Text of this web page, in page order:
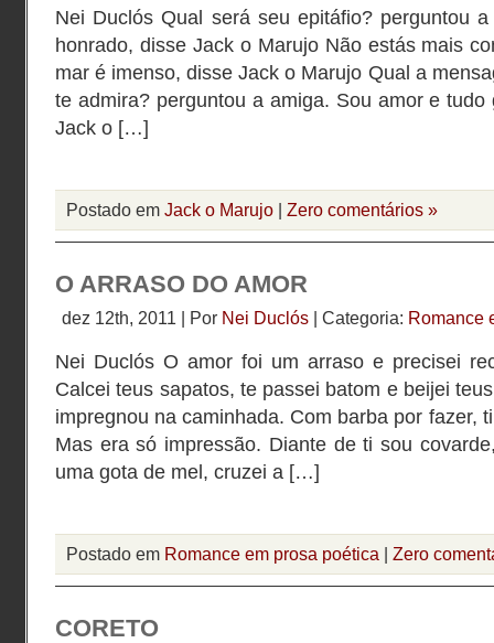
Nei Duclós Qual será seu epitáfio? perguntou
honrado, disse Jack o Marujo Não estás mais
mar é imenso, disse Jack o Marujo Qual a
te admira? perguntou a amiga. Sou amor e
Jack o […]
Postado em Jack o Marujo | Zero comentários »
O ARRASO DO AMOR
dez 12th, 2011 | Por Nei Duclós | Categoria: Romance
Nei Duclós O amor foi um arraso e precisei
Calcei teus sapatos, te passei batom e beijei
impregnou na caminhada. Com barba por fazer,
Mas era só impressão. Diante de ti sou
uma gota de mel, cruzei a […]
Postado em Romance em prosa poética | Zero
CORETO